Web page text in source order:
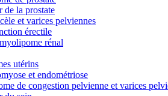
de la prostate
et varices pelviennes
érectile
rénal
utérins
et endométriose
de congestion pelvienne et varices